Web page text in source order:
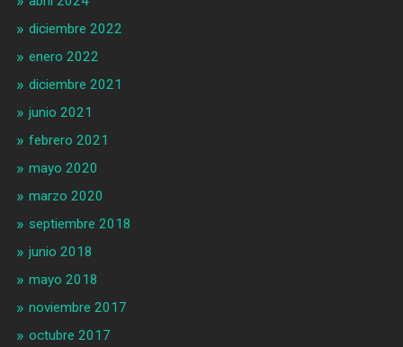
diciembre 2022
enero 2022
diciembre 2021
junio 2021
febrero 2021
mayo 2020
marzo 2020
septiembre 2018
junio 2018
mayo 2018
noviembre 2017
octubre 2017